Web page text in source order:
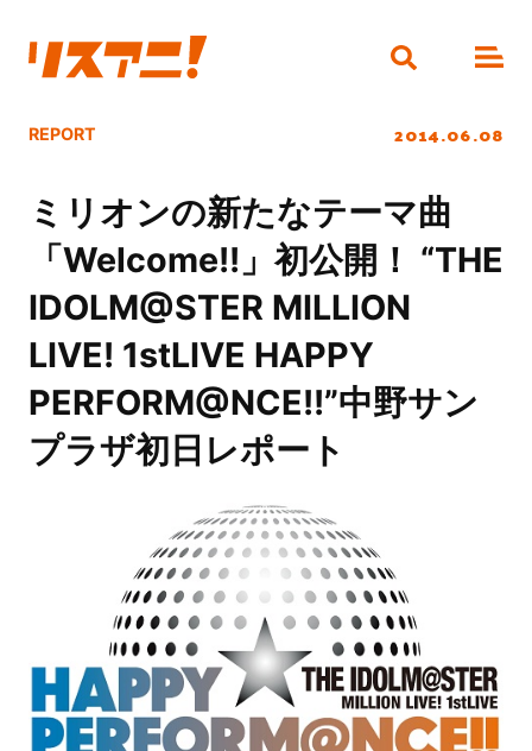
REPORT 2014.06.08
ミリオンの新たなテーマ曲
「Welcome!!」初公開！ “THE
IDOLM@STER MILLION
LIVE! 1stLIVE HAPPY
PERFORM@NCE!!”中野サン
プラザ初日レポート